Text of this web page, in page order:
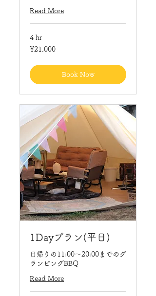
Read More
4 hr
21,000
Japanese
¥21,000
Book Now
1Dayプラン(平日)
日帰りの11:00〜20:00までのグ
ランピングBBQ
Read More